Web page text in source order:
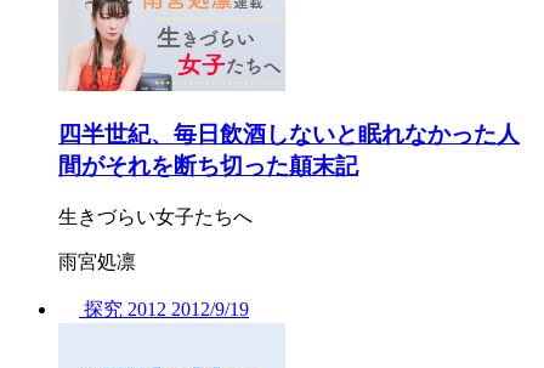
四半世紀、毎日飲酒しないと眠れなかった人
間がそれを断ち切った顛末記
生きづらい女子たちへ
雨宮処凛
探究 2012 2012/9/19